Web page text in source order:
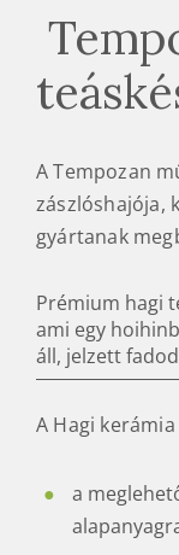
A Tempozan
zászlóshajója,
gyártanak
Prémium hagi
ami egy
áll, jelzett
A Hagi
a